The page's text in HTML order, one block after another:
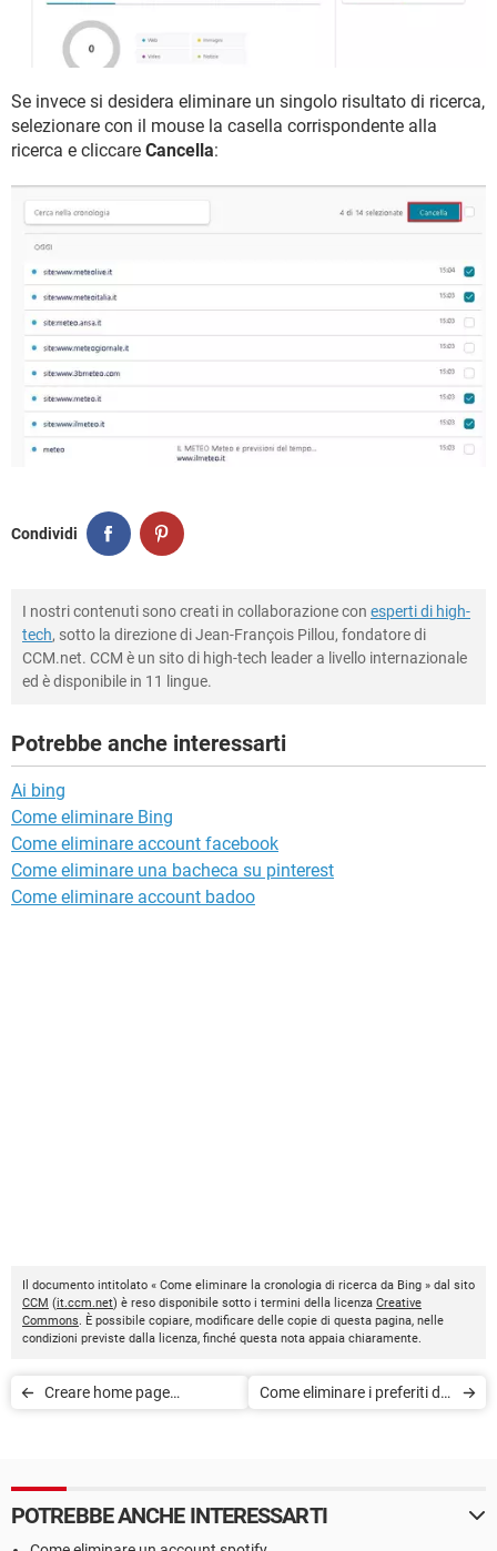
Se invece si desidera eliminare un singolo risultato di ricerca,
selezionare con il mouse la casella corrispondente alla
ricerca e cliccare Cancella:
Condividi
I nostri contenuti sono creati in collaborazione con esperti di high-
tech, sotto la direzione di Jean-François Pillou, fondatore di
CCM.net. CCM è un sito di high-tech leader a livello internazionale
ed è disponibile in 11 lingue.
Potrebbe anche interessarti
Ai bing
Come eliminare Bing
Come eliminare account facebook
Come eliminare una bacheca su pinterest
Come eliminare account badoo
Il documento intitolato « Come eliminare la cronologia di ricerca da Bing » dal sito
CCM (it.ccm.net) è reso disponibile sotto i termini della licenza Creative
Commons. È possibile copiare, modificare delle copie di questa pagina, nelle
condizioni previste dalla licenza, finché questa nota appaia chiaramente.
Creare home page
Come eliminare i preferiti dal
POTREBBE ANCHE INTERESSARTI